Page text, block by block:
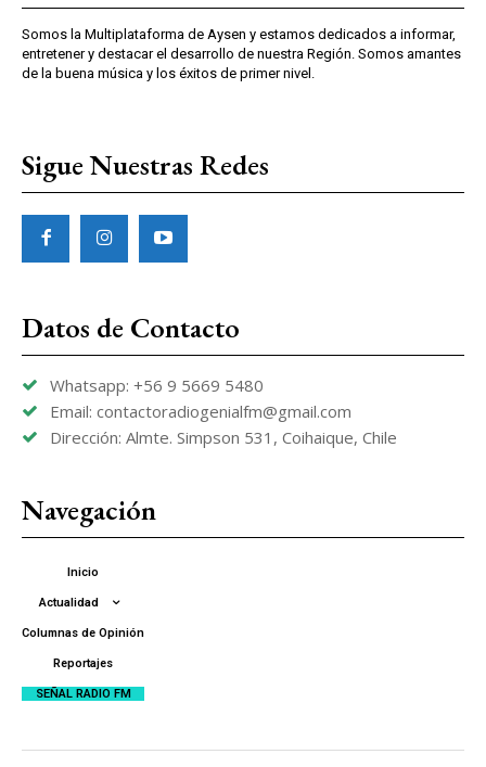
Somos la Multiplataforma de Aysen y estamos dedicados a informar,
entretener y destacar el desarrollo de nuestra Región. Somos amantes
de la buena música y los éxitos de primer nivel.
Sigue Nuestras Redes
Datos de Contacto
Whatsapp: +56 9 5669 5480
Email: contactoradiogenialfm@gmail.com
Dirección: Almte. Simpson 531, Coihaique, Chile
Navegación
Inicio
Actualidad
Columnas de Opinión
Reportajes
SEÑAL RADIO FM